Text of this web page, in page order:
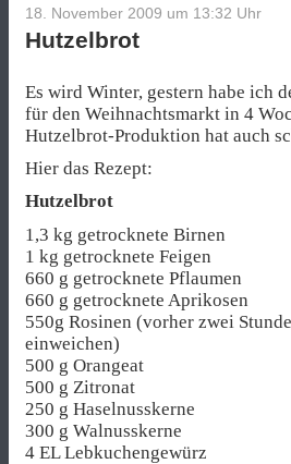
18. November 2009 um 13:32 Uhr
Hutzelbrot
Es wird Winter, gestern habe ich
für den Weihnachtsmarkt in 4
Hutzelbrot-Produktion hat auch
Hier das Rezept:
Hutzelbrot
1,3 kg getrocknete Birnen
1 kg getrocknete Feigen
660 g getrocknete Pflaumen
660 g getrocknete Aprikosen
550g Rosinen (vorher zwei
einweichen)
500 g Orangeat
500 g Zitronat
250 g Haselnusskerne
300 g Walnusskerne
4 EL Lebkuchengewürz